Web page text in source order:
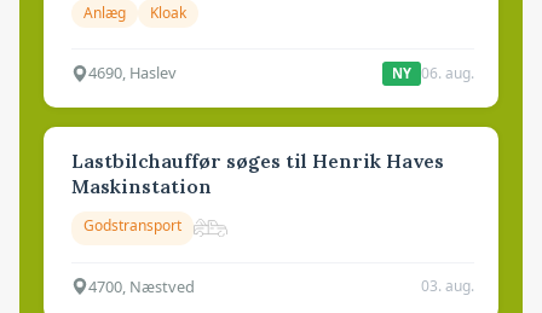
Anlæg Kloak
4690, Haslev NY 06. aug.
Lastbilchauffør søges til Henrik Haves
Maskinstation
Godstransport
4700, Næstved 03. aug.